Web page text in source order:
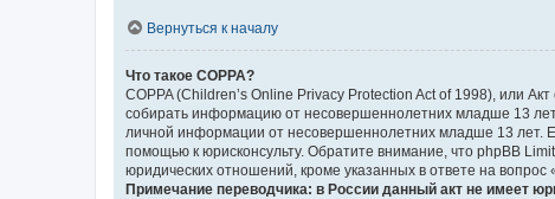
Вернуться к началу
Что такое COPPA?
COPPA (Children’s Online Privacy Protection Act of 1998), или
собирать информацию от несовершеннолетних младше 13
личной информации от несовершеннолетних младше 13 лет.
помощью к юрисконсульту. Обратите внимание, что phpBB
юридических отношений, кроме указанных в ответе на
Примечание переводчика: в России данный акт не имеет